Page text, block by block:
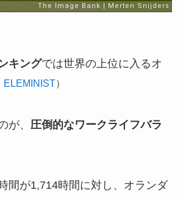
キングでは世界の上位に入るオ
ELEMINIST）
が、 圧倒的なワークライフバラ
間が1,714時間に対し、オランダ